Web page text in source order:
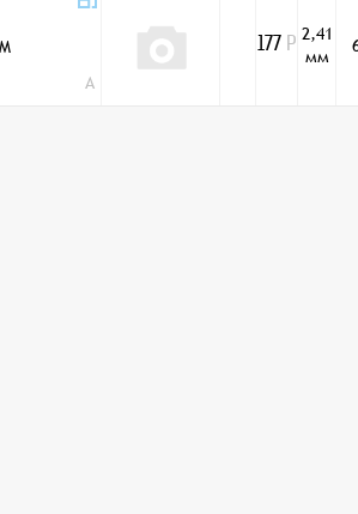
A
177 Р
2,41
мм